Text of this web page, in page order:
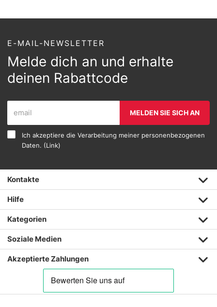
E-MAIL-NEWSLETTER
Melde dich an und erhalte
deinen Rabattcode
MELDEN SIE SICH AN
Ich akzeptiere die Verarbeitung meiner personenbezogenen
Daten. (Link)
Kontakte
Hilfe
Kategorien
Soziale Medien
Akzeptierte Zahlungen